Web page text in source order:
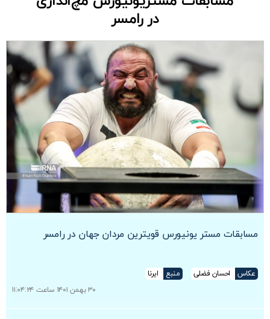
در رامسر
مسابقات مستر یونیورس قویترین مردان جهان در رامسر
عکاس احسان فضلی منبع
ایرنا
۳۰ بهمن ۱۴۰۱ ساعت ۱۱:۰۴:۲۴